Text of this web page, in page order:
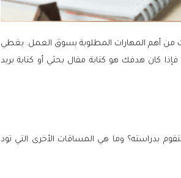
من أهم المهارات المطلوبة بسوق العمل. يغطي
كان هدفك هو كتابة مقال بحثي أو كتابة بريد
بدراسته؟ وما هي المساقات الأخرى التي تود